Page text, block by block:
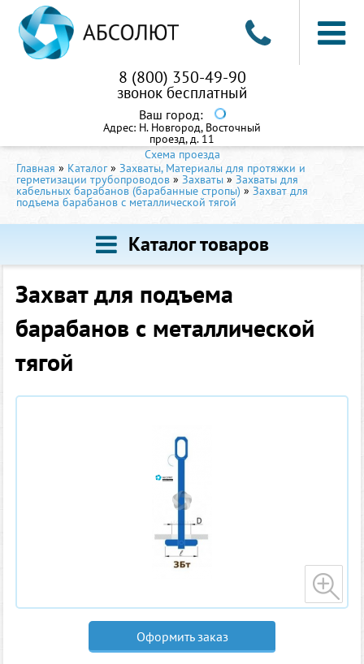
8 (800) 350-49-90
звонок бесплатный
Ваш город:
Адрес: Н. Новгород, Восточный
проезд, д. 11
Схема проезда
Главная » Каталог» Захваты, Материалы для протяжки и
герметизации трубопроводов » Захваты » Захваты для
кабельных барабанов (барабанные стропы) » Захват для
подъема барабанов с металлической тягой
Каталог товаров
Захват для подъема
барабанов с металлической
тягой
Оформить заказ